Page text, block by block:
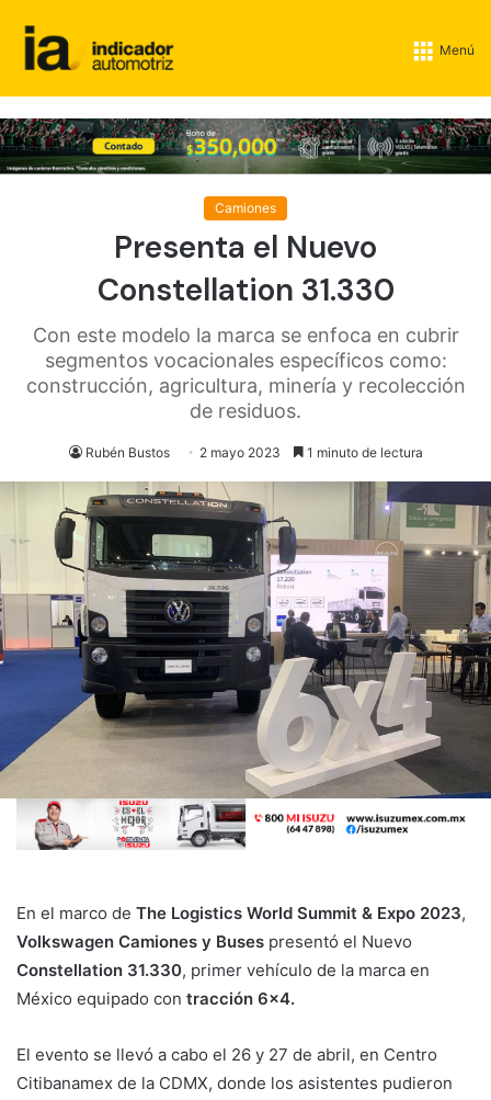
Menú
Camiones
Presenta el Nuevo
Constellation 31.330
Con este modelo la marca se enfoca en cubrir
segmentos vocacionales específicos como:
construcción, agricultura, minería y recolección
de residuos.
Rubén Bustos 2 mayo 2023 1 minuto de lectura
En el marco de The Logistics World Summit & Expo 2023,
Volkswagen Camiones y Buses presentó el Nuevo
Constellation 31.330, primer vehículo de la marca en
México equipado con tracción 6×4.
El evento se llevó a cabo el 26 y 27 de abril, en Centro
Citibanamex de la CDMX, donde los asistentes pudieron